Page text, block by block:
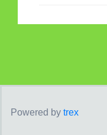
Powered by trex